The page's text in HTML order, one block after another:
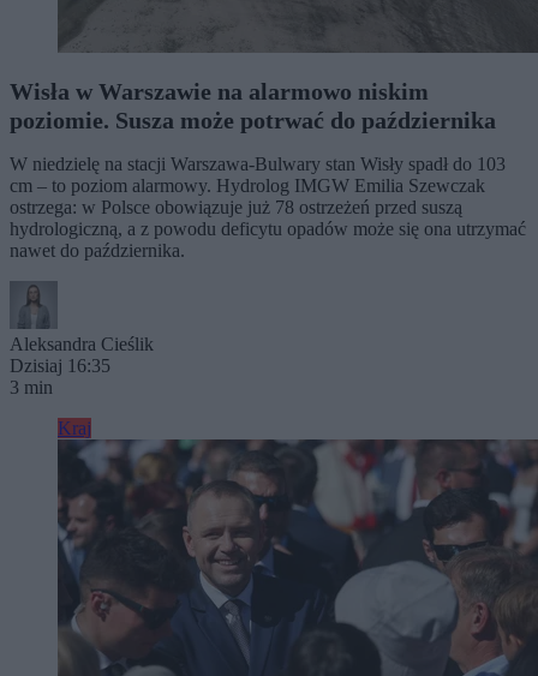
Wisła w Warszawie na alarmowo niskim
poziomie. Susza może potrwać do października
W niedzielę na stacji Warszawa-Bulwary stan Wisły spadł do 103
cm – to poziom alarmowy. Hydrolog IMGW Emilia Szewczak
ostrzega: w Polsce obowiązuje już 78 ostrzeżeń przed suszą
hydrologiczną, a z powodu deficytu opadów może się ona utrzymać
nawet do października.
Aleksandra Cieślik
Dzisiaj 16:35
3 min
Kraj